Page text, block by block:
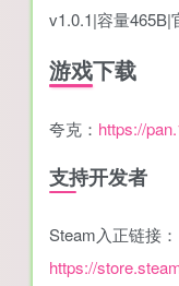
v1.0.1|容量
游戏下载
夸克： https://
支持开发者
Steam入正链接：
https://